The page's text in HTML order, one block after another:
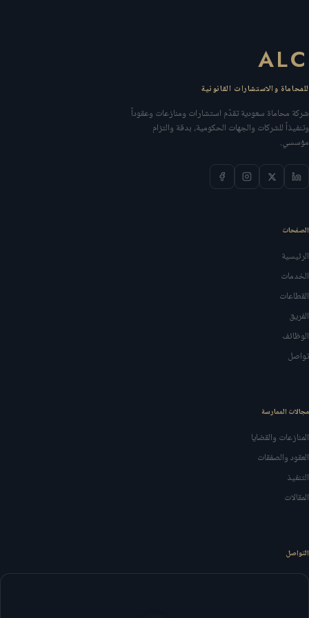
ALC
للمحاماة والاستشارات القانونية
شركة محاماة سعودية تقدّم استشارات ومنازعات وعقوداً
وتنفيذاً للشركات والجهات الحكومية، بدقة والتزام
مؤسسي.
الصفحات
الرئيسية
الخدمات
القطاعات
الفريق
الوظائف
تواصل
مجالات الممارسة
المنازعات والقضايا
العقود والصفقات
التنفيذ
المقالات
التواصل